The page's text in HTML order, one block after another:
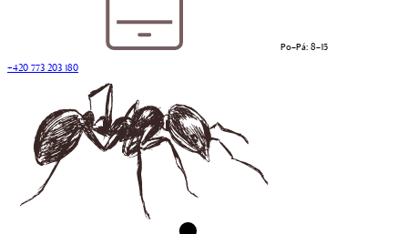
Po–Pá: 8–15
+420 773 203 180